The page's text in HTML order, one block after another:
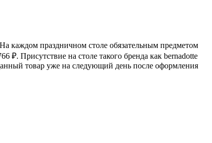
каждом праздничном столе обязательным предметом
₽. Присутствие на столе такого бренда как bernadotte
товар уже на следующий день после оформления